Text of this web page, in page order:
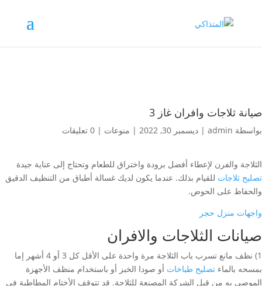
صيانة ثلاجات وافران غاز 3
بواسطة admin
| ديسمبر 30, 2022 | منوعات | 0 تعليقات
الثلاجة والفرن لإعطاء أفضل برودة واختراق للطعام وتحتاج إلى عناية جيدة
تصليح ثلاجات للقيام بذلك. عندما يكون لديك غسالة أطباق من التنظيف الدقيق
والحفاظ على الحوض.
واجهات منزل حجر
صيانات الثلاجات والافران
1) نظف مانع تسرب باب الثلاجة مرة واحدة على الأقل كل 3 أو 4 أشهر إما
بمسحه بالماء تصليح طباخات أو صودا الخبز أو باستخدام منظف الأجهزة
الموصى به من قبل الشركة المصنعة للثلاجة. قد تتوقف الأختام المطاطية في